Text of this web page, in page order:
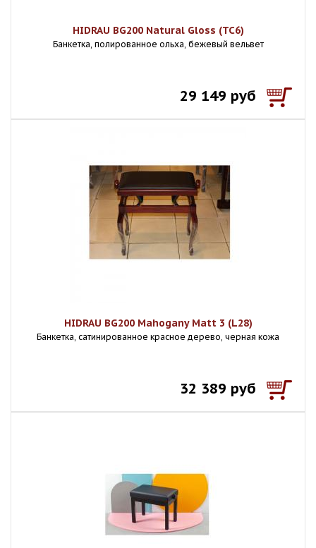
HIDRAU BG200 Natural Gloss (TC6)
Банкетка, полированное ольха, бежевый вельвет
29 149 руб
HIDRAU BG200 Mahogany Matt 3 (L28)
Банкетка, сатинированное красное дерево, черная кожа
32 389 руб